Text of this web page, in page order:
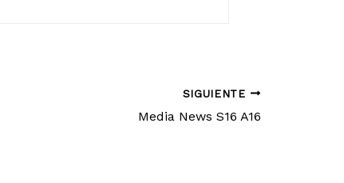
SIGUIENTE
Media News S16 A16